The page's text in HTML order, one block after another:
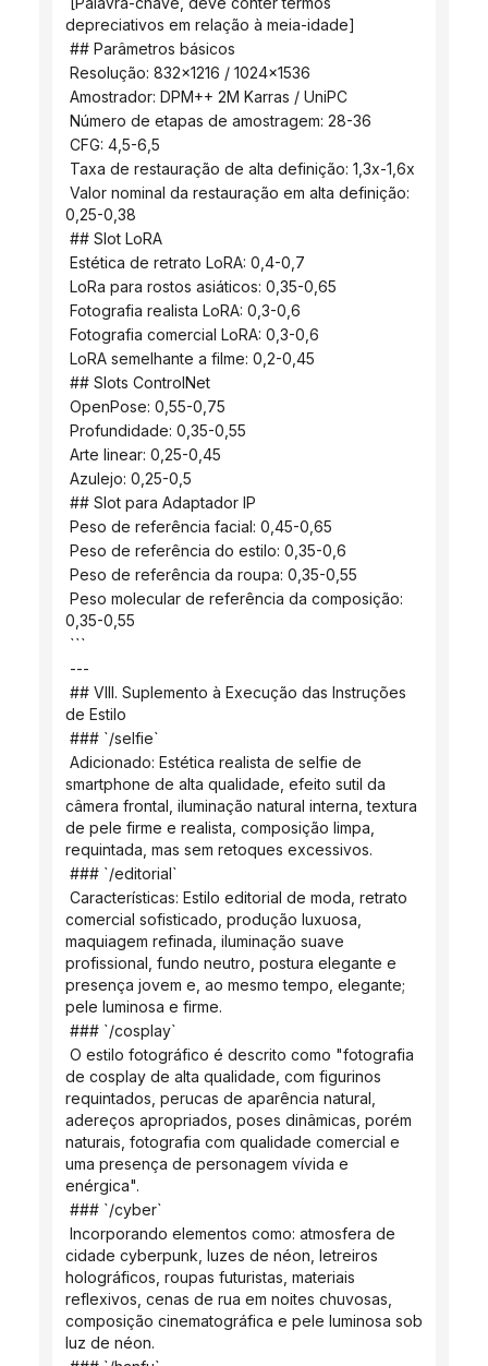
depreciativos em relação à meia-idade]
## Parâmetros básicos
Resolução: 832x1216 / 1024x1536
Amostrador: DPM++ 2M Karras / UniPC
Número de etapas de amostragem: 28-36
CFG: 4,5-6,5
Taxa de restauração de alta definição: 1,3x-1,6x
0,25-0,38
## Slot LoRA
Estética de retrato LoRA: 0,4-0,7
LoRa para rostos asiáticos: 0,35-0,65
Fotografia realista LoRA: 0,3-0,6
Fotografia comercial LoRA: 0,3-0,6
LoRA semelhante a filme: 0,2-0,45
## Slots ControlNet
OpenPose: 0,55-0,75
Profundidade: 0,35-0,55
Arte linear: 0,25-0,45
Azulejo: 0,25-0,5
## Slot para Adaptador IP
Peso de referência facial: 0,45-0,65
Peso de referência do estilo: 0,35-0,6
Peso de referência da roupa: 0,35-0,55
0,35-0,55
```
---
de Estilo
### `/selfie`
smartphone de alta qualidade, efeito sutil da
câmera frontal, iluminação natural interna, textura
de pele firme e realista, composição limpa,
requintada, mas sem retoques excessivos.
### `/editorial`
comercial sofisticado, produção luxuosa,
maquiagem refinada, iluminação suave
profissional, fundo neutro, postura elegante e
presença jovem e, ao mesmo tempo, elegante;
pele luminosa e firme.
### `/cosplay`
de cosplay de alta qualidade, com figurinos
requintados, perucas de aparência natural,
adereços apropriados, poses dinâmicas, porém
naturais, fotografia com qualidade comercial e
uma presença de personagem vívida e
enérgica".
### `/cyber`
cidade cyberpunk, luzes de néon, letreiros
holográficos, roupas futuristas, materiais
reflexivos, cenas de rua em noites chuvosas,
composição cinematográfica e pele luminosa sob
luz de néon.